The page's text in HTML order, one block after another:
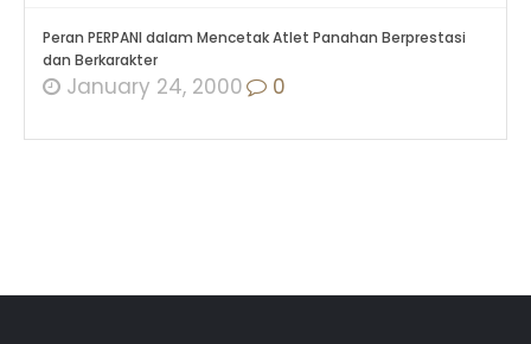
Peran PERPANI dalam Mencetak Atlet Panahan Berprestasi
dan Berkarakter
January 24, 2000 0